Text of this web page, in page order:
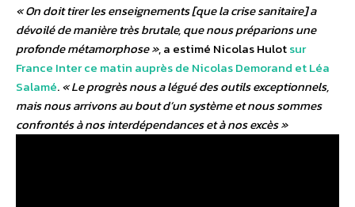
« On doit tirer les enseignements [que la crise sanitaire] a
dévoilé de manière très brutale, que nous préparions une
profonde métamorphose », a estimé Nicolas Hulotsur
France Inter ce matin auprès de Nicolas Demorand et Léa
Salamé.« Le progrès nous a légué des outils exceptionnels,
mais nous arrivons au bout d’un système et nous sommes
confrontés à nos interdépendances et à nos excès »